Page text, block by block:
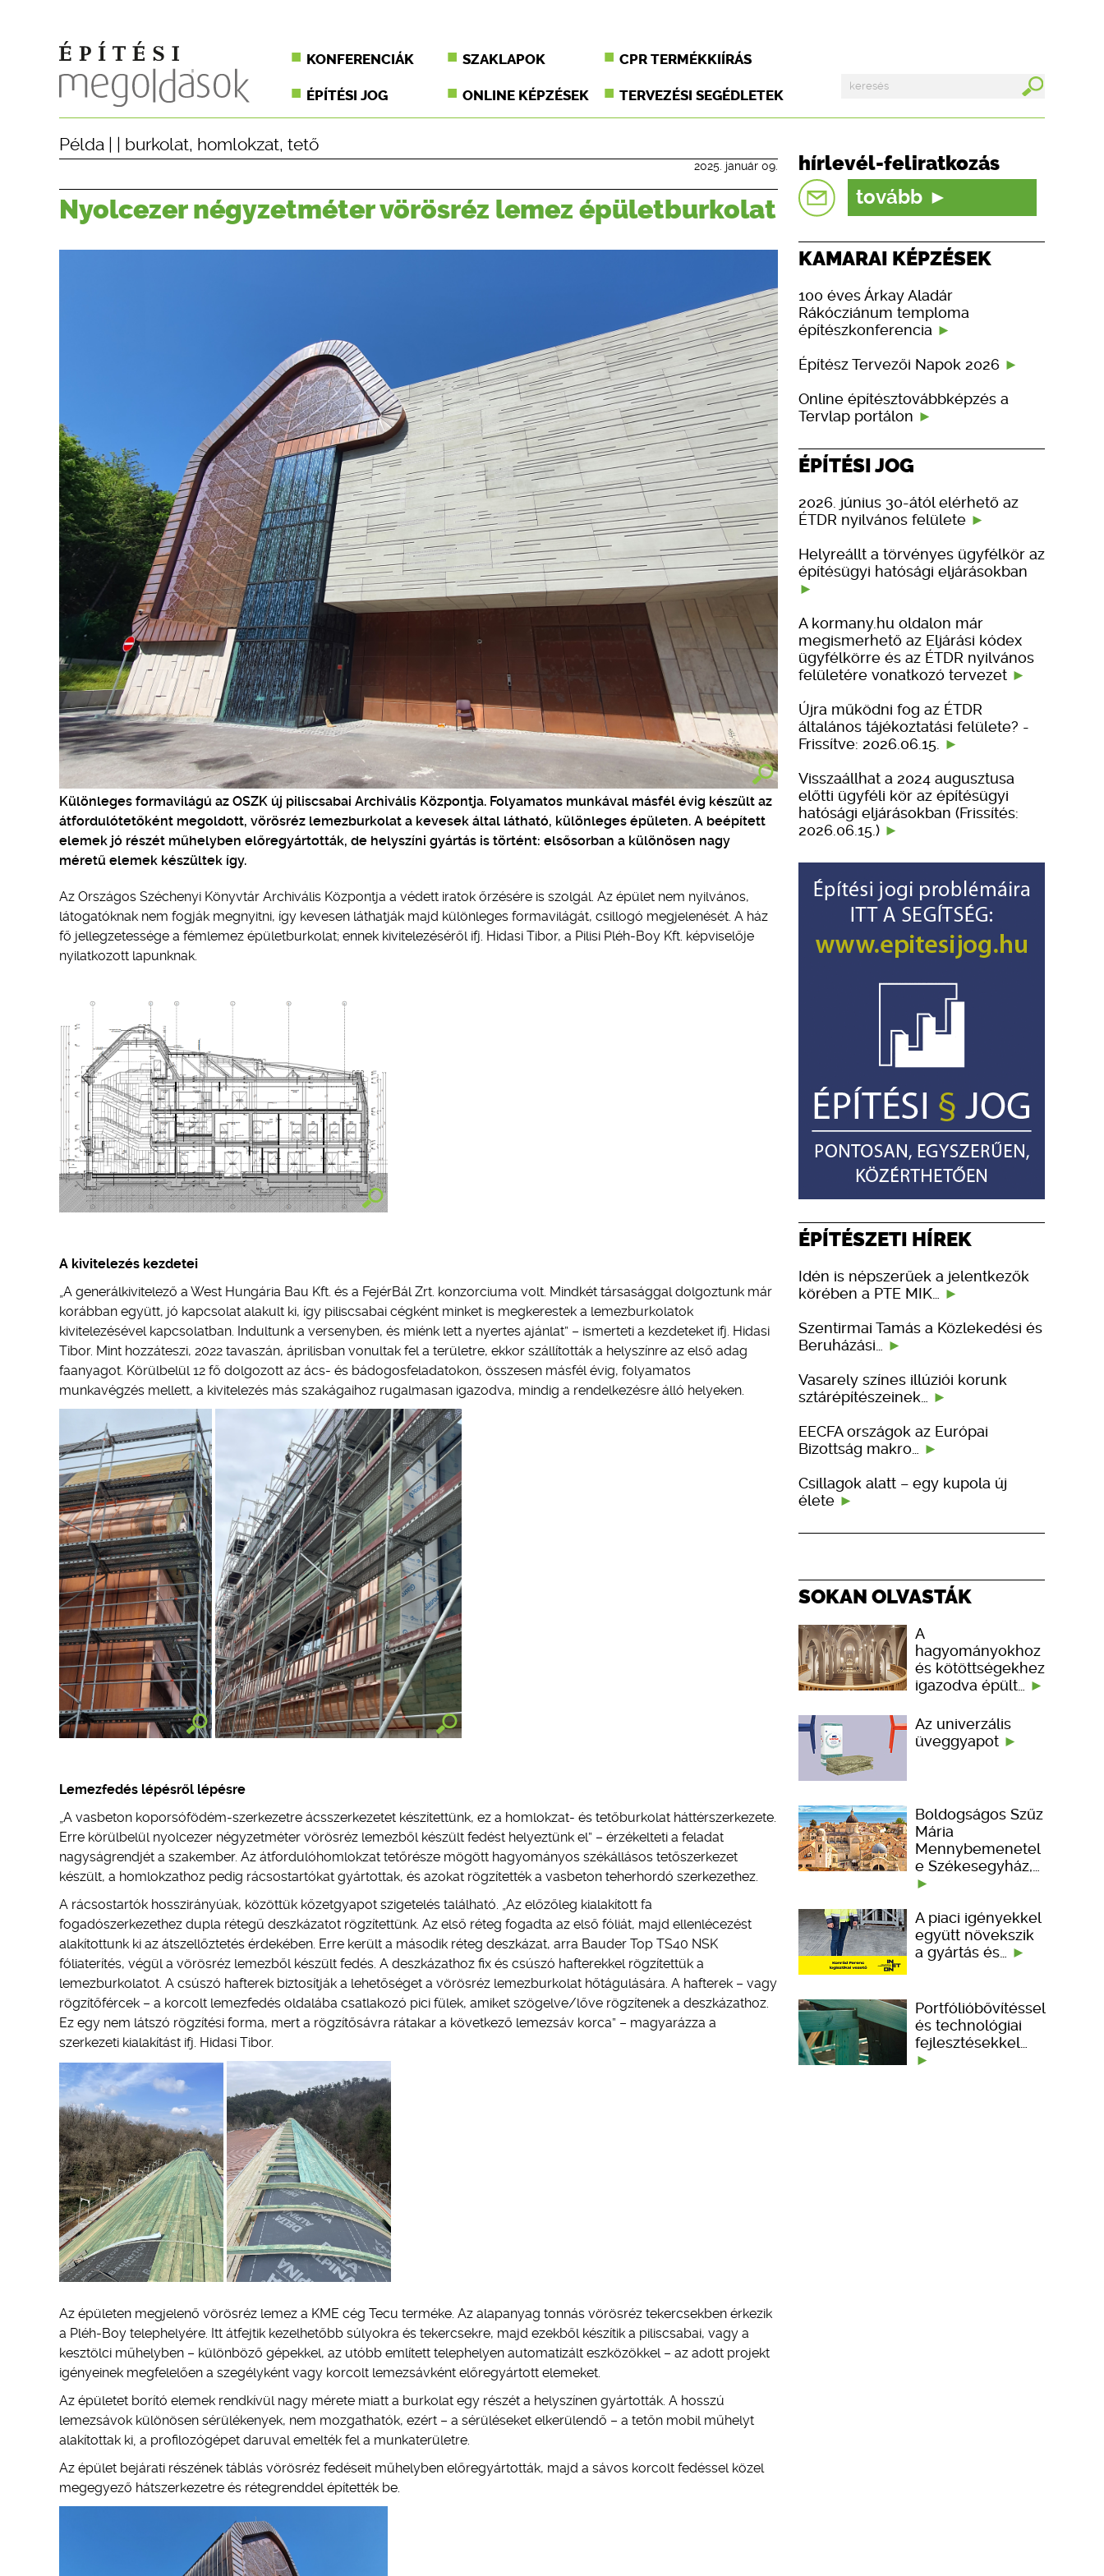
KONFERENCIÁK SZAKLAPOK CPR TERMÉKKIÍRÁS
ÉPÍTÉSI JOG ONLINE KÉPZÉSEK TERVEZÉSI SEGÉDLETEK
Példa burkolat, homlokzat, tető
2025. január 09.
Nyolcezer négyzetméter vörösréz lemez épületburkolat
Különleges formavilágú az OSZK új piliscsabai Archivális Központja. Folyamatos munkával másfél évig készült az
átfordulótetőként megoldott, vörösréz lemezburkolat a kevesek által látható, különleges épületen. A beépített
elemek jó részét műhelyben előregyártották, de helyszíni gyártás is történt: elsősorban a különösen nagy
méretű elemek készültek így.
Az Országos Széchenyi Könyvtár Archivális Központja a védett iratok őrzésére is szolgál. Az épület nem nyilvános,
látogatóknak nem fogják megnyitni, így kevesen láthatják majd különleges formavilágát, csillogó megjelenését. A ház
fő jellegzetessége a fémlemez épületburkolat; ennek kivitelezéséről ifj. Hidasi Tibor, a Pilisi Pléh-Boy Kft. képviselője
nyilatkozott lapunknak.
A kivitelezés kezdetei
„A generálkivitelező a West Hungária Bau Kft. és a FejérBál Zrt. konzorciuma volt. Mindkét társasággal dolgoztunk már
korábban együtt, jó kapcsolat alakult ki, így piliscsabai cégként minket is megkerestek a lemezburkolatok
kivitelezésével kapcsolatban. Indultunk a versenyben, és miénk lett a nyertes ajánlat” – ismerteti a kezdeteket ifj. Hidasi
Tibor. Mint hozzáteszi, 2022 tavaszán, áprilisban vonultak fel a területre, ekkor szállították a helyszínre az első adag
faanyagot. Körülbelül 12 fő dolgozott az ács- és bádogosfeladatokon, összesen másfél évig, folyamatos
munkavégzés mellett, a kivitelezés más szakágaihoz rugalmasan igazodva, mindig a rendelkezésre álló helyeken.
Lemezfedés lépésről lépésre
„A vasbeton koporsófödém-szerkezetre ácsszerkezetet készítettünk, ez a homlokzat- és tetőburkolat háttérszerkezete.
Erre körülbelül nyolcezer négyzetméter vörösréz lemezből készült fedést helyeztünk el” – érzékelteti a feladat
nagyságrendjét a szakember. Az átfordulóhomlokzat tetőrésze mögött hagyományos székállásos tetőszerkezet
készült, a homlokzathoz pedig rácsostartókat gyártottak, és azokat rögzítették a vasbeton teherhordó szerkezethez.
A rácsostartók hosszirányúak, közöttük kőzetgyapot szigetelés található. „Az előzőleg kialakított fa
fogadószerkezethez dupla rétegű deszkázatot rögzítettünk. Az első réteg fogadta az első fóliát, majd ellenlécezést
alakítottunk ki az átszellőztetés érdekében. Erre került a második réteg deszkázat, arra Bauder Top TS40 NSK
fóliaterítés, végül a vörösréz lemezből készült fedés. A deszkázathoz fix és csúszó hafterekkel rögzítettük a
lemezburkolatot. A csúszó hafterek biztosítják a lehetőséget a vörösréz lemezburkolat hőtágulására. A hafterek – vagy
rögzítőfércek – a korcolt lemezfedés oldalába csatlakozó pici fülek, amiket szögelve/lőve rögzítenek a deszkázathoz.
Ez egy nem látszó rögzítési forma, mert a rögzítősávra rátakar a következő lemezsáv korca” – magyarázza a
szerkezeti kialakítást ifj. Hidasi Tibor.
Az épületen megjelenő vörösréz lemez a KME cég Tecu terméke. Az alapanyag tonnás vörösréz tekercsekben érkezik
a Pléh-Boy telephelyére. Itt átfejtik kezelhetőbb súlyokra és tekercsekre, majd ezekből készítik a piliscsabai, vagy a
kesztölci műhelyben – különböző gépekkel, az utóbb említett telephelyen automatizált eszközökkel – az adott projekt
igényeinek megfelelően a szegélyként vagy korcolt lemezsávként előregyártott elemeket.
Az épületet borító elemek rendkívül nagy mérete miatt a burkolat egy részét a helyszínen gyártották. A hosszú
lemezsávok különösen sérülékenyek, nem mozgathatók, ezért – a sérüléseket elkerülendő – a tetőn mobil műhelyt
alakítottak ki‚ a profilozógépet daruval emelték fel a munkaterületre.
Az épület bejárati részének táblás vörösréz fedéseit műhelyben előregyártották, majd a sávos korcolt fedéssel közel
megegyező hátszerkezetre és rétegrenddel építették be.
hírlevél-feliratkozás
tovább
KAMARAI KÉPZÉSEK
100 éves Árkay Aladár
Rákócziánum temploma
építészkonferencia
Építész Tervezői Napok 2026
Online építésztovábbképzés a
Tervlap portálon
ÉPÍTÉSI JOG
2026. június 30-ától elérhető az
ÉTDR nyilvános felülete
Helyreállt a törvényes ügyfélkör az
építésügyi hatósági eljárásokban
A kormany.hu oldalon már
megismerhető az Eljárási kódex
ügyfélkörre és az ÉTDR nyilvános
felületére vonatkozó tervezet
Újra működni fog az ÉTDR
általános tájékoztatási felülete? -
Frissítve: 2026.06.15.
Visszaállhat a 2024 augusztusa
előtti ügyféli kör az építésügyi
hatósági eljárásokban (Frissítés:
2026.06.15.)
ÉPÍTÉSZETI HÍREK
Idén is népszerűek a jelentkezők
körében a PTE MIK…
Szentirmai Tamás a Közlekedési és
Beruházási…
Vasarely színes illúziói korunk
sztárépítészeinek…
EECFA országok az Európai
Bizottság makro…
Csillagok alatt – egy kupola új
élete
SOKAN OLVASTÁK
A
hagyományokhoz
és kötöttségekhez
igazodva épült…
Az univerzális
üveggyapot
Boldogságos Szűz
Mária
Mennybemenetel
e Székesegyház,…
A piaci igényekkel
együtt növekszik
a gyártás és…
Portfólióbővítéssel
és technológiai
fejlesztésekkel…